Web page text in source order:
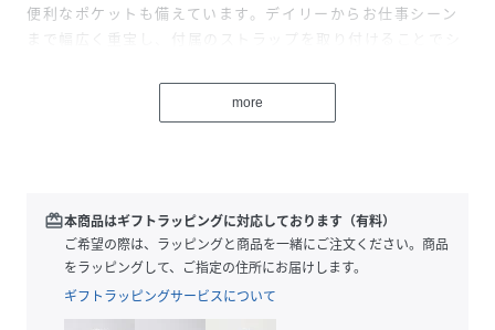
便利なポケットも備えています。デイリーからお仕事シーン
まで幅広く重宝し、付属のストラップを取り付けることでシ
------------------------------------
付属品：ショルダーストラップ
-------------------------------------
-------------------------------------
more
redeem本商品はギフトラッピングに対応しております（有料）
ご希望の際は、ラッピングと商品を一緒にご注文ください。商品
をラッピングして、ご指定の住所にお届けします。
ギフトラッピングサービスについて